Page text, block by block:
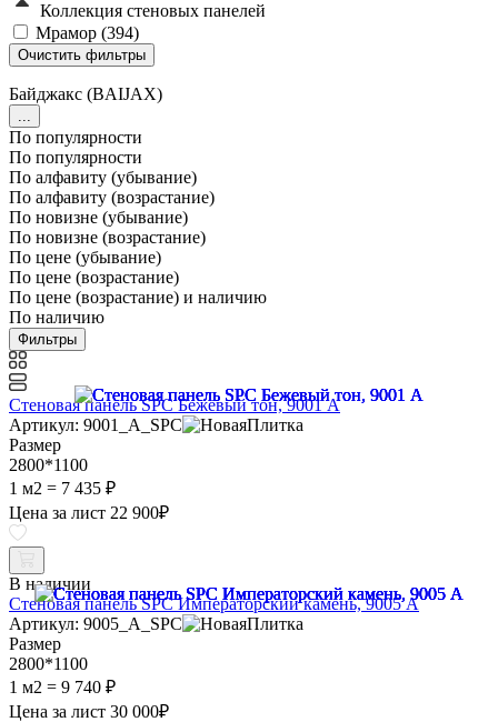
Коллекция стеновых панелей
Мрамор (394)
Байджакс (BAIJAX)
...
По популярности
По популярности
По алфавиту (убывание)
По алфавиту (возрастание)
По новизне (убывание)
По новизне (возрастание)
По цене (убывание)
По цене (возрастание)
По цене (возрастание) и наличию
По наличию
Фильтры
Стеновая панель SPC Бежевый тон, 9001 A
Артикул: 9001_A_SPC
Размер
2800*1100
1 м2 = 7 435 ₽
Цена за лист 22 900₽
В наличии
Стеновая панель SPC Императорский камень, 9005 A
Артикул: 9005_A_SPC
Размер
2800*1100
1 м2 = 9 740 ₽
Цена за лист 30 000₽